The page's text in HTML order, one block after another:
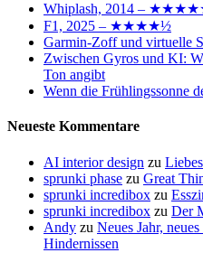
Whiplash, 2014 –
F1, 2025 – ★★★★½
Garmin-Zoff und virtuelle
Zwischen Gyros und KI:
Ton angibt
Wenn die Frühlingssonne
Neueste Kommentare
AI interior design zu
sprunki phase zu Great
sprunki incredibox zu
sprunki incredibox zu Der
Andy zu Neues Jahr,
Hindernissen